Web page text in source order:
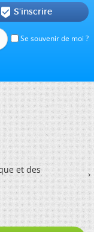
Se souvenir de moi ?
 S'inscrire
et des